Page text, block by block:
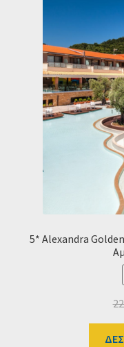
5* Alexandra